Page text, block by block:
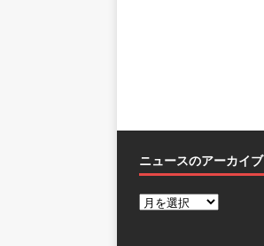
ニュースのアーカイブ